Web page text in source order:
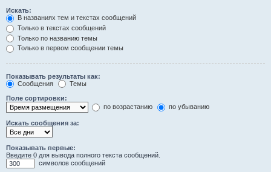
Искать:
В названиях тем и текстах сообщений
Только в текстах сообщений
Только по названию темы
Только в первом сообщении темы
Показывать результаты как:
Сообщения
Темы
Поле сортировки:
по возрастанию
по убыванию
Искать сообщения за:
Показывать первые:
Введите 0 для вывода полного текста сообщений.
символов сообщений